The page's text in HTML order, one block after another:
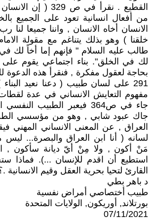
القطيع . نقرأ في ص 329
من أفعال انسانية تعود على الجميع
الانسان أخاه الانسان , واننا جميعا لنا
خلقنا ) وهو بذلك يتناغم مع مقولة
طالب عليه السلام " فإنهم إما أخاً لك في
لك في الخلق". بناء اجتماعي يقوم على
بحاجة لعقول مفكرة , فنقرأ هذه الدعوة
291 على لسان طبيب ( دعنا نعيد
مفهوم التعايش الانساني في عدة
جاء في ص364 فيعبر الطبيب
جاك عبود شابي , وهو من مؤسسي
العراق , عن المعنى الانساني المهني
لسانه ( أنا ابن العراق والبصرة... ليس
مَنْ أكون , ولا مِنْ أيّ ديانة سأكون ,
استطيع أن اقدم للإنسان ...). فماذا
القارئ لتحيا بحرية العقل وقيم
د باهر بطي
طبيب أختصاصي أمراض نفسية
بورتلاند, أوريكون, الولايات المتحدة
07/11/2021